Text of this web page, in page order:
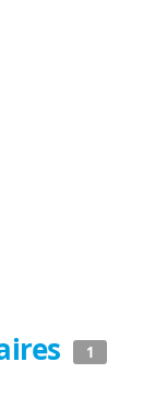
1